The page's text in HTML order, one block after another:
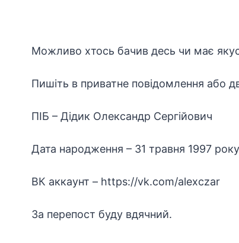
Можливо хтось бачив десь чи має
Пишіть в приватне повідомлення або
ПІБ – Дідик Олександр Сергійович
Дата народження – 31 травня 1997 року
ВК аккаунт – https://vk.com/alexczar
За перепост буду вдячний.